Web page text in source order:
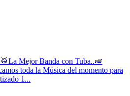
Mejor Banda con Tuba..🎺
toda la Música del momento para
1...